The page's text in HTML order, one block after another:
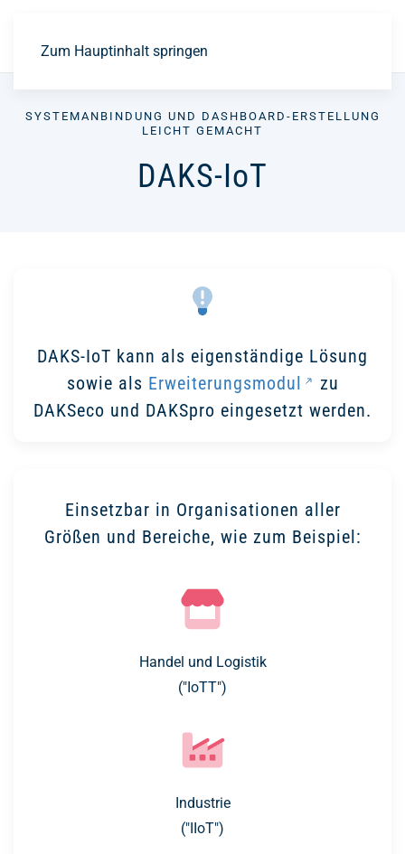
Zum Hauptinhalt springen
SYSTEMANBINDUNG UND DASHBOARD-ERSTELLUNG
LEICHT GEMACHT
DAKS-IoT
DAKS-IoT kann als eigenständige Lösung
sowie als Erweiterungsmodul
zu
DAKSeco und DAKSpro eingesetzt werden.
Einsetzbar in Organisationen aller
Größen und Bereiche, wie zum Beispiel:
Handel und Logistik
("IoTT")
Industrie
("IIoT")